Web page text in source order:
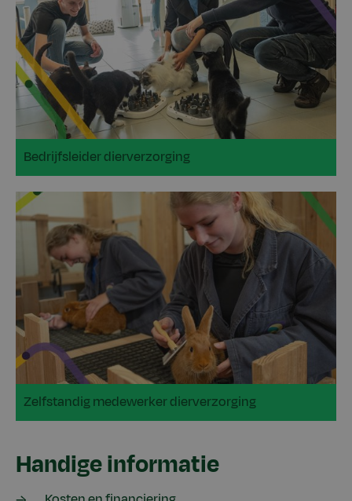
Bedrijfsleider dierverzorging
Zelfstandig medewerker dierverzorging
Handige informatie